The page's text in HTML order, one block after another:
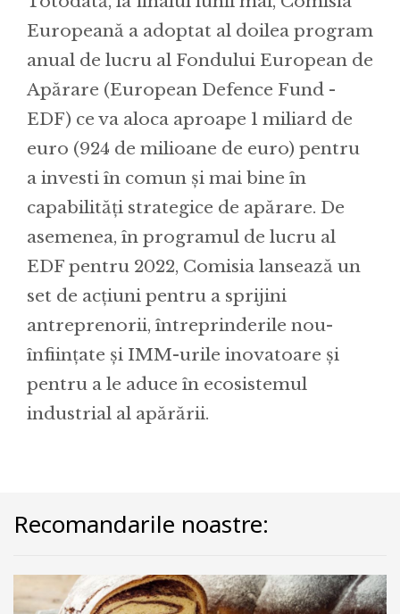
Europeană a adoptat al doilea program
anual de lucru al Fondului European de
Apărare (European Defence Fund -
EDF) ce va aloca aproape 1 miliard de
euro (924 de milioane de euro) pentru
a investi în comun și mai bine în
capabilități strategice de apărare. De
asemenea, în programul de lucru al
EDF pentru 2022, Comisia lansează un
set de acțiuni pentru a sprijini
antreprenorii, întreprinderile nou-
înființate și IMM-urile inovatoare și
pentru a le aduce în ecosistemul
industrial al apărării.
Recomandarile noastre: